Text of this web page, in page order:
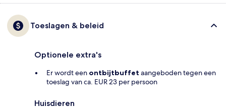
Toeslagen & beleid
Optionele extra's
Er wordt een ontbijtbuffet aangeboden tegen een
toeslag van ca. EUR 23 per persoon
Huisdieren